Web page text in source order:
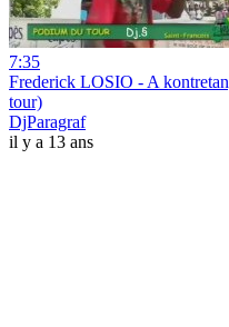
7:35
Frederick LOSIO - A
tour)
DjParagraf
il y a 13 ans